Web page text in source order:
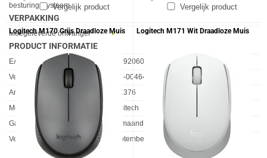
besturingssysteem
VERPAKKING
Eigenschap Waarde
Meegeleverde ontvanger ✓︎
PRODUCT INFORMATIE
EAN
5099206062870
Vendorcode
910-004641
Artikelnr
988376
Merk
Logitech
Garantie
24 maanden
Verkrijgbaar sinds
September 2016
Vergelijk product Vergelijk product
Logitech M170 Grijs Draadloze Muis Logitech M171 Wit Draadloze Muis